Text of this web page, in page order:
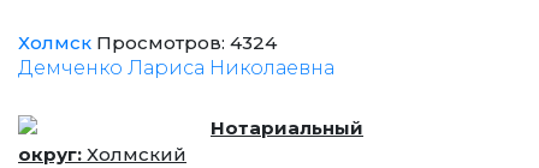
Холмск Просмотров: 4324
Демченко Лариса Николаевна
Нотариальный
округ: Холмский